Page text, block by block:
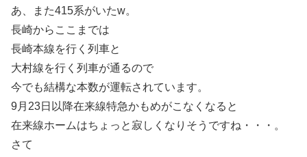
あ、また415系がいたw。
長崎からここまでは
長崎本線を行く列車と
大村線を行く列車が通るので
今でも結構な本数が運転されています。
9月23日以降在来線特急かもめがこなくなると
在来線ホームはちょっと寂しくなりそうですね・・・。
さて